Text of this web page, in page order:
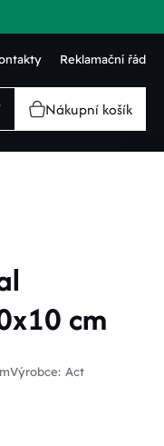
Reklamační řád
Nákupní košík
cm
Výrobce: Act